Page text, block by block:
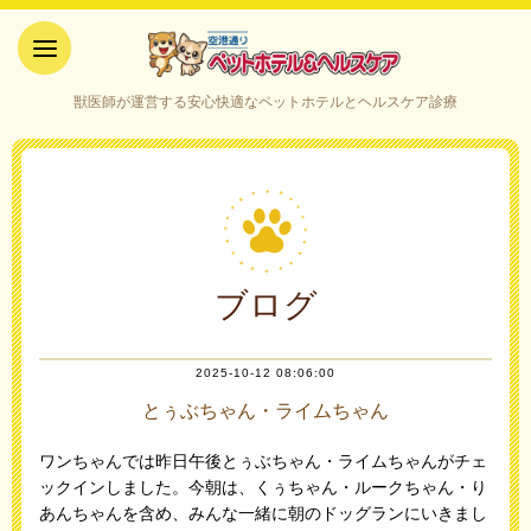
ケア｜山口県宇部市
獣医師が運営する安心快適なペットホテルとヘルスケア診療
ブログ
2025-10-12 08:06:00
とぅぶちゃん・ライムちゃん
ワンちゃんでは昨日午後とぅぶちゃん・ライムちゃんがチェ
ックインしました。今朝は、くぅちゃん・ルークちゃん・り
あんちゃんを含め、みんな一緒に朝のドッグランにいきまし